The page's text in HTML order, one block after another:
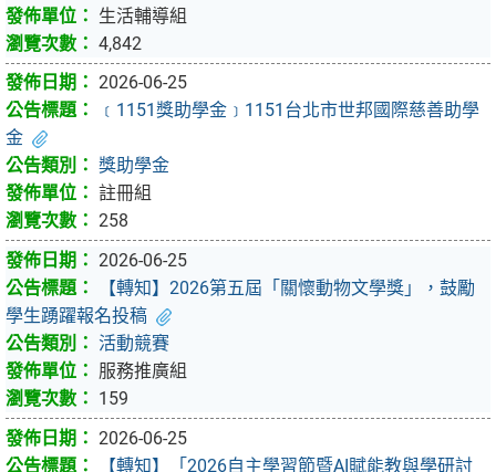
生活輔導組
4,842
2026-06-25
﹝1151獎助學金﹞1151台北市世邦國際慈善助學
金
獎助學金
註冊組
258
2026-06-25
【轉知】2026第五屆「關懷動物文學獎」，鼓勵
學生踴躍報名投稿
活動競賽
服務推廣組
159
2026-06-25
【轉知】「2026自主學習節暨AI賦能教與學研討